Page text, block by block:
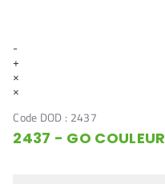
-
+
×
×
Code DOD : 2437
2437 - GO COULEUR